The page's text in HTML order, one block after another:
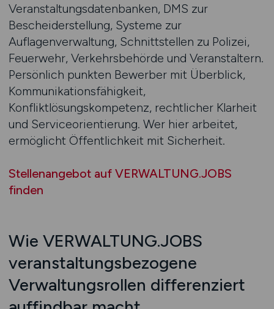
Veranstaltungsdatenbanken, DMS zur
Bescheiderstellung, Systeme zur
Auflagenverwaltung, Schnittstellen zu Polizei,
Feuerwehr, Verkehrsbehörde und Veranstaltern.
Persönlich punkten Bewerber mit Überblick,
Kommunikationsfähigkeit,
Konfliktlösungskompetenz, rechtlicher Klarheit
und Serviceorientierung. Wer hier arbeitet,
ermöglicht Öffentlichkeit mit Sicherheit.
Stellenangebot auf VERWALTUNG.JOBS
finden
Wie VERWALTUNG.JOBS
veranstaltungsbezogene
Verwaltungsrollen differenziert